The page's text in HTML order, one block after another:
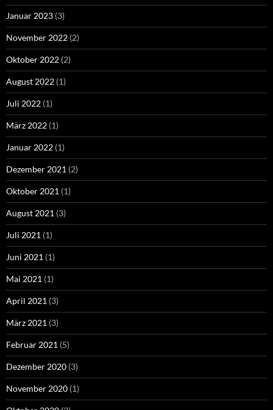
Januar 2023 (3)
November 2022 (2)
Oktober 2022 (2)
August 2022 (1)
Juli 2022 (1)
März 2022 (1)
Januar 2022 (1)
Dezember 2021 (2)
Oktober 2021 (1)
August 2021 (3)
Juli 2021 (1)
Juni 2021 (1)
Mai 2021 (1)
April 2021 (3)
März 2021 (3)
Februar 2021 (5)
Dezember 2020 (3)
November 2020 (1)